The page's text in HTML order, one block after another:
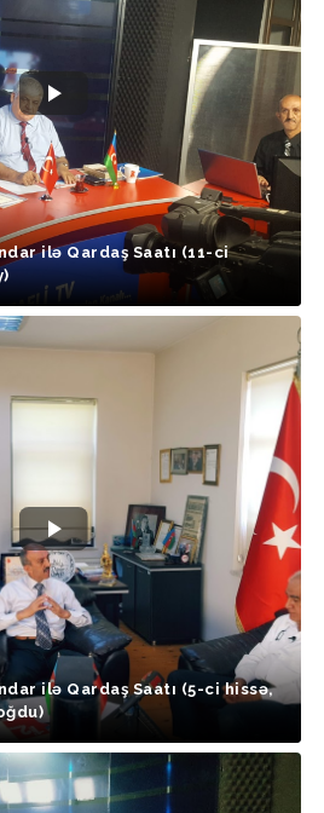
ilə Qardaş Saatı (11-ci
ilə Qardaş Saatı (5-ci hissə,